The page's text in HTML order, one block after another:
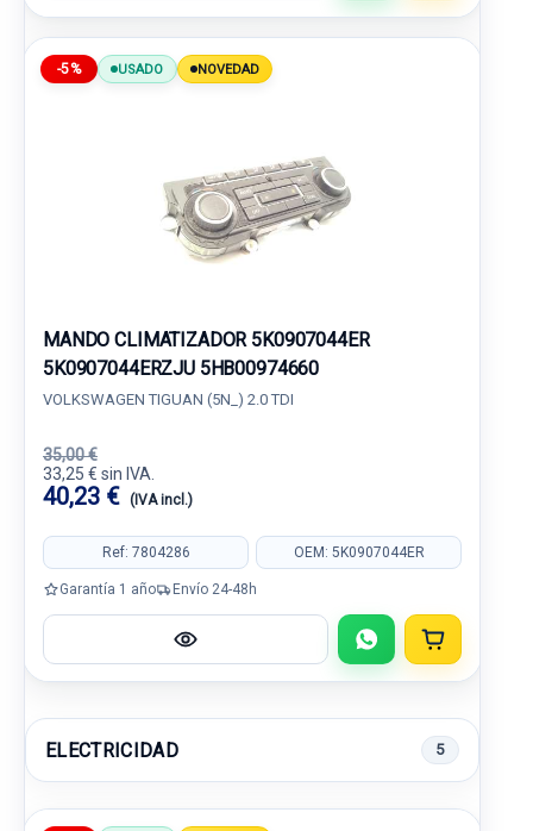
-5% USADO NOVEDAD
MANDO CLIMATIZADOR 5K0907044ER
5K0907044ERZJU 5HB00974660
VOLKSWAGEN TIGUAN (5N_) 2.0 TDI
35,00 €
33,25 € sin IVA.
40,23 € (IVA incl.)
Ref: 7804286 OEM: 5K0907044ER
Garantía 1 año Envío 24-48h
ELECTRICIDAD 5